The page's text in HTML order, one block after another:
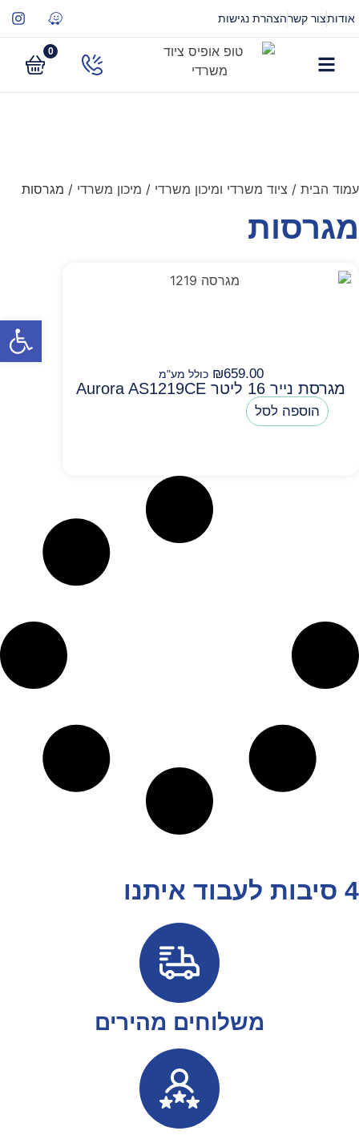
אודותצור קשרהצהרת נגישות
0
עמוד הבית / ציוד משרדי ומיכון משרדי / מיכון משרדי / מגרסות
מגרסות
₪659.00 כולל מע"מ
מגרסת נייר ‏16 ‏ליטר Aurora AS1219CE
הוספה לסל
4 סיבות לעבוד איתנו
משלוחים מהירים
פתח